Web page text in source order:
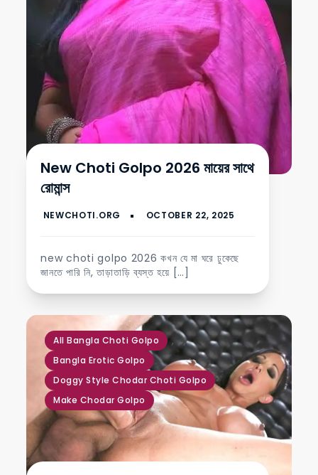
New Choti Golpo 2026 মায়ের সাথে
রোমান্স
new choti golpo 2026 কখন যে মা ঘরে ঢুকেছে
জানতে পারি নি, তাড়াতাড়ি ব্যস্ত হয়ে […]
All Bangla Choti Golpo ,
Bangla Erotic Golpo
,
Doggy Style Chodar Choti Golpo
,
Make Chodar Golpo